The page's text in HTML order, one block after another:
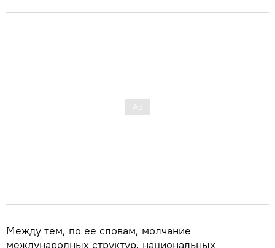
Между тем, по ее словам, молчание
международных структур, национальных